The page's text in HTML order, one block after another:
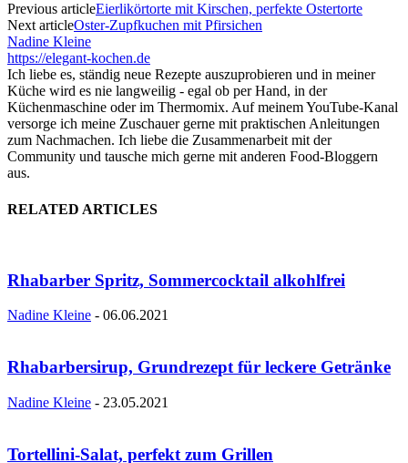
Previous articleEierlikörtorte mit Kirschen, perfekte Ostertorte
Next articleOster-Zupfkuchen mit Pfirsichen
Nadine Kleine
https://elegant-kochen.de
Ich liebe es, ständig neue Rezepte auszuprobieren und in meiner
Küche wird es nie langweilig - egal ob per Hand, in der
Küchenmaschine oder im Thermomix. Auf meinem YouTube-Kanal
versorge ich meine Zuschauer gerne mit praktischen Anleitungen
zum Nachmachen. Ich liebe die Zusammenarbeit mit der
Community und tausche mich gerne mit anderen Food-Bloggern
aus.
RELATED ARTICLES
Rhabarber Spritz, Sommercocktail alkohlfrei
Nadine Kleine - 06.06.2021
Rhabarbersirup, Grundrezept für leckere Getränke
Nadine Kleine - 23.05.2021
Tortellini-Salat, perfekt zum Grillen